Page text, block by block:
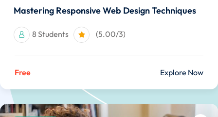
Mastering Responsive Web Design Techniques
8 Students (5.00/3)
Free Explore Now